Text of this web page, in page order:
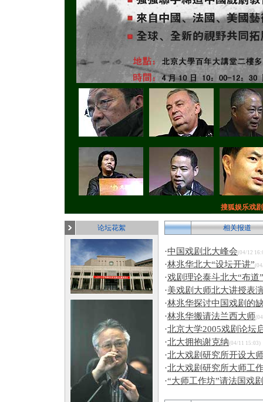
搜狐娱乐戏
论坛花絮 相关报道
·中国戏剧北大峰会(04/12
·林兆华北大“设坛开讲”
·戏剧理论泰斗北大“布道”
·美戏剧大师北大讲授表
·林兆华探讨中国戏剧的
·林兆华搬请法兰西大师
·北京大学2005戏剧论坛
·北大拥抱谢克纳(04/11 15:03)
·北大戏剧研究所开设大
·北大戏剧研究所大师工
·“大师工作坊”请法国戏